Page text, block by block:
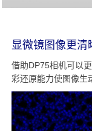
显微镜图像更清
借助DP75相机可以
彩还原能力使图像生